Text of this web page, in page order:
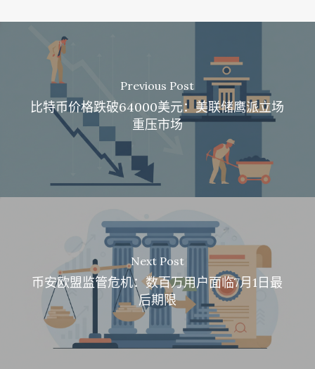
Previous Post
比特币价格跌破64000美元：美联储鹰派立场
重压市场
Next Post
币安欧盟监管危机：数百万用户面临7月1日最
后期限